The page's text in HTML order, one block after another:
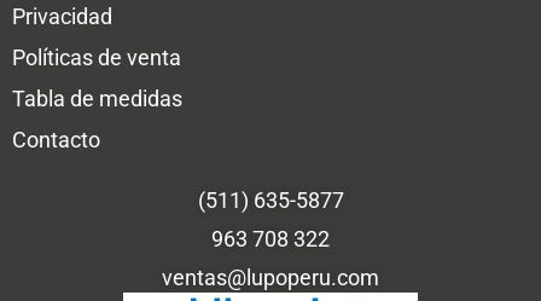
Privacidad
Políticas de venta
Tabla de medidas
Contacto
(511) 635-5877
963 708 322
ventas@lupoperu.com